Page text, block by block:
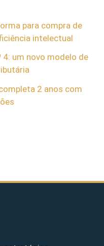
para compra de
intelectual
4: um novo modelo de
2 anos com